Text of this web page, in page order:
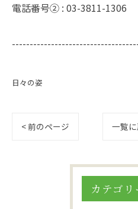
電話番号② : 03-3811-1306
日々の姿
< 前のページ 一覧
カテゴリ